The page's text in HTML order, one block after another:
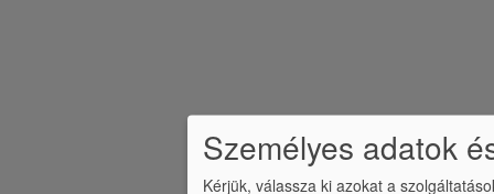
Személyes adatok
Kérjük, válassza ki azokat a